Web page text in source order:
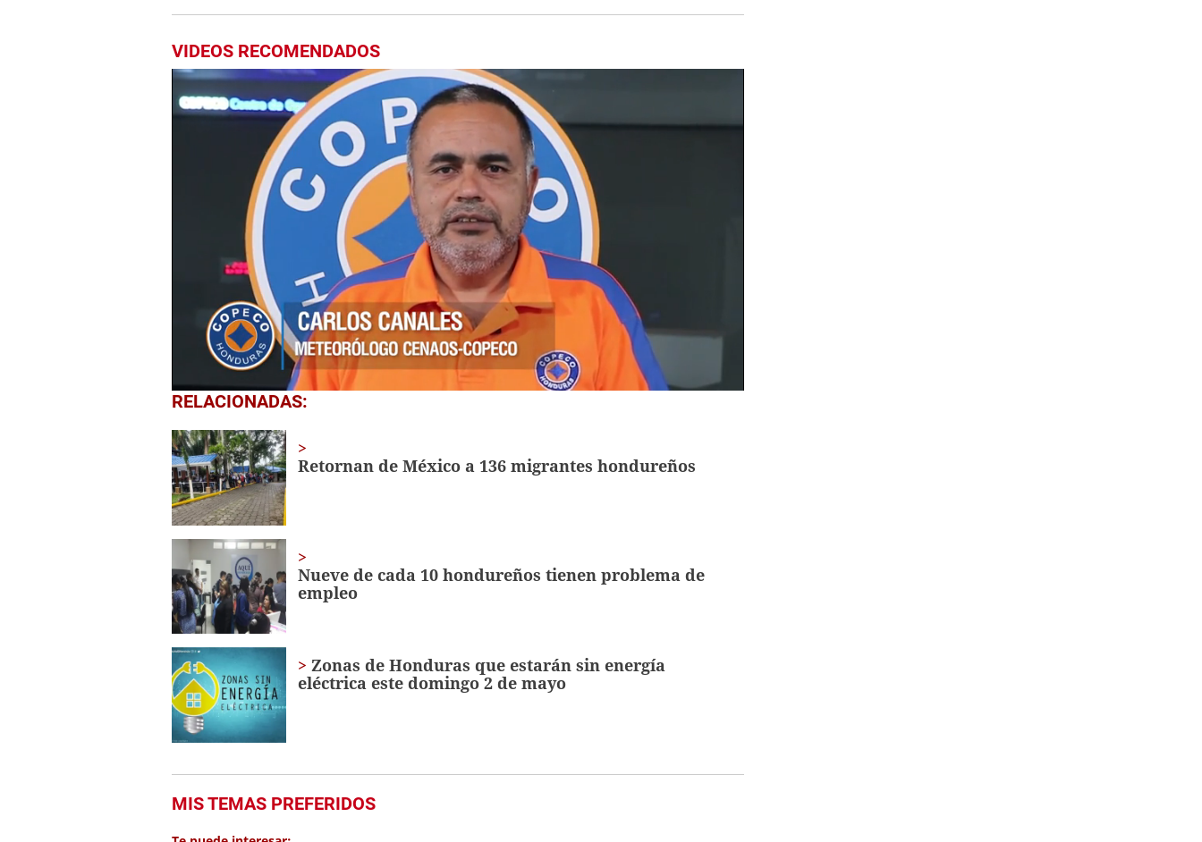
VIDEOS RECOMENDADOS
0
seconds
1
minute,
7
secondsVolume
0%
RELACIONADAS:
Retornan de México a 136 migrantes hondureños
Nueve de cada 10 hondureños tienen problema de
empleo
Zonas de Honduras que estarán sin energía
eléctrica este domingo 2 de mayo
MIS TEMAS PREFERIDOS